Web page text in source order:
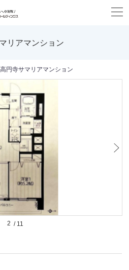
リアマンション
高円寺サマリアマンション
2